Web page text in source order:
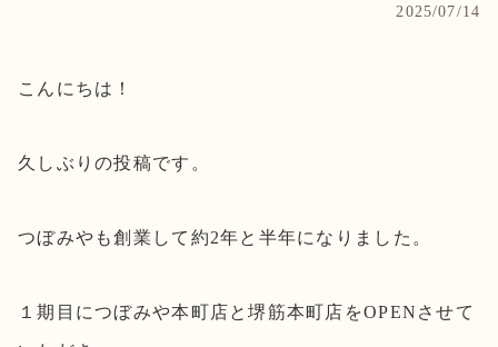
2025/07/14
こんにちは！
久しぶりの投稿です。
つぼみやも創業して約2年と半年になりました。
１期目につぼみや本町店と堺筋本町店をOPENさせて